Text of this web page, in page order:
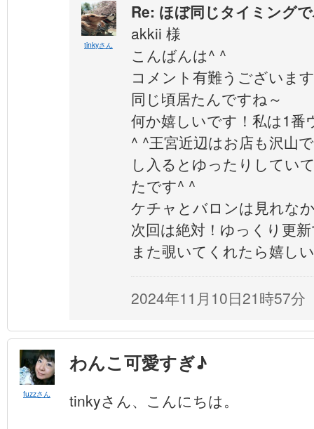
tinkyさん
Re: ほぼ同じタイミング
akkii 様
こんばんは^ ^
コメント有難うございま
同じ頃居たんですね～
何か嬉しいです！私は1番
^ ^王宮近辺はお店も沢山
し入るとゆったりしてい
たです^ ^
ケチャとバロンは見れな
次回は絶対！ゆっくり更
また覗いてくれたら嬉し
2024年11月10日21時57分
fuzzさん
わんこ可愛すぎ♪
tinkyさん、こんにちは。